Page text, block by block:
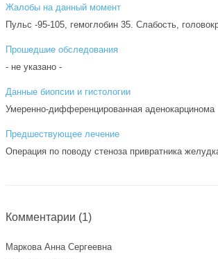
Жалобы на данный момент
Пульс -95-105, гемоглобин 35. Слабость,
Прошедшие обследования
- не указано -
Данные биопсии и гистологии
Умеренно-дифференцированная аденокарцинома
Предшествующее лечение
Операция по поводу стеноза привратника
Комментарии (1)
Маркова Анна Сергеевна